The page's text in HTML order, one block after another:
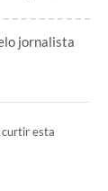
jornalista
curtir esta